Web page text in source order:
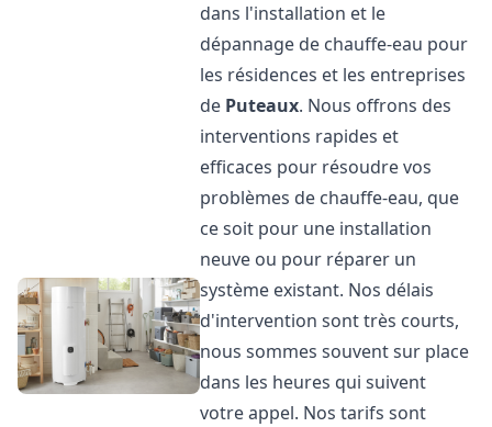
dans l'installation et le
dépannage de chauffe-eau pour
les résidences et les entreprises
de Puteaux. Nous offrons des
interventions rapides et
efficaces pour résoudre vos
problèmes de chauffe-eau, que
ce soit pour une installation
neuve ou pour réparer un
système existant. Nos délais
d'intervention sont très courts,
nous sommes souvent sur place
dans les heures qui suivent
votre appel. Nos tarifs sont